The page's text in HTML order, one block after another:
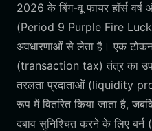
2026 के बिंग-वू फायर हॉर्स वर्ष
(Period 9 Purple Fire
अवधारणाओं से लेता है। एक
(transaction tax) तंत्र का
तरलता प्रदाताओं (liquidity
रूप में वितरित किया जाता है,
दबाव सुनिश्चित करने के लिए